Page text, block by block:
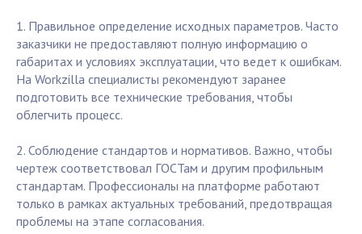
1. Правильное определение исходных параметров. Часто
заказчики не предоставляют полную информацию о
габаритах и условиях эксплуатации, что ведет к ошибкам.
На Workzilla специалисты рекомендуют заранее
подготовить все технические требования, чтобы
облегчить процесс.
2. Соблюдение стандартов и нормативов. Важно, чтобы
чертеж соответствовал ГОСТам и другим профильным
стандартам. Профессионалы на платформе работают
только в рамках актуальных требований, предотвращая
проблемы на этапе согласования.